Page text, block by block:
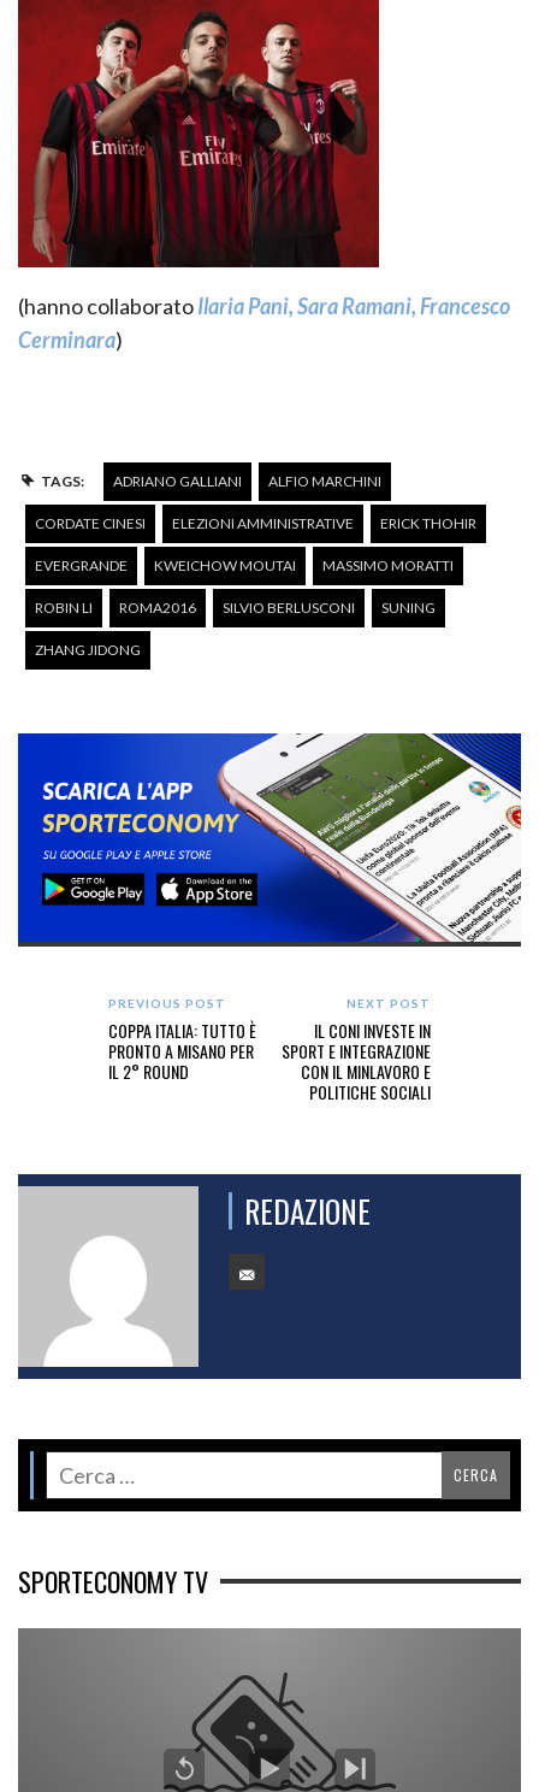
(hanno collaboratoIlaria Pani, Sara Ramani, Francesco
Cerminara)
TAGS: ADRIANO GALLIANI ALFIO MARCHINI
CORDATE CINESI ELEZIONI AMMINISTRATIVE ERICK THOHIR
EVERGRANDE KWEICHOW MOUTAI MASSIMO MORATTI
ROBIN LI ROMA2016 SILVIO BERLUSCONI SUNING
ZHANG JIDONG
PREVIOUS POST
COPPA ITALIA: TUTTO È
PRONTO A MISANO PER
IL 2° ROUND
NEXT POST
IL CONI INVESTE IN
SPORT E INTEGRAZIONE
CON IL MINLAVORO E
POLITICHE SOCIALI
REDAZIONE
SPORTECONOMY TV